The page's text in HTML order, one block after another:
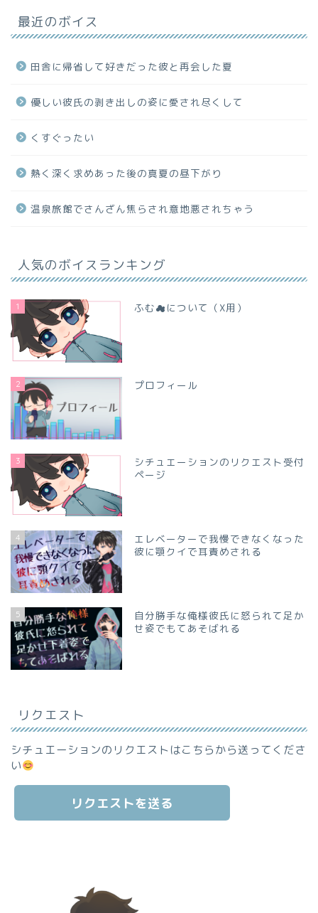
最近のボイス
田舎に帰省して好きだった彼と再会した夏
優しい彼氏の剥き出しの姿に愛され尽くして
くすぐったい
熱く深く求めあった後の真夏の昼下がり
温泉旅館でさんざん焦らされ意地悪されちゃう
人気のボイスランキング
1 ふむ☁について（X用）
2 プロフィール
3
シチュエーションのリクエスト受付
ページ
4
エレベーターで我慢できなくなった
彼に顎クイで耳責めされる
5
自分勝手な俺様彼氏に怒られて足か
せ姿でもてあそばれる
リクエスト
シチュエーションのリクエストはこちらから送ってくださ
い
リクエストを送る